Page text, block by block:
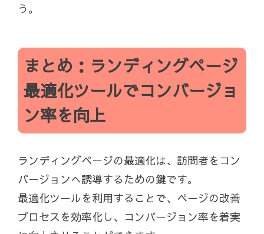
う。
まとめ：ランディングページ
最適化ツールでコンバージョ
ン率を向上
ランディングページの最適化は、訪問者をコン
バージョンへ誘導するための鍵です。
最適化ツールを利用することで、ページの改善
プロセスを効率化し、コンバージョン率を着実